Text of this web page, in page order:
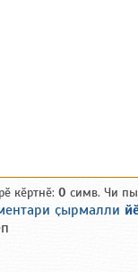
кӗртнӗ: 0 симв. Чи
ҫырмалли